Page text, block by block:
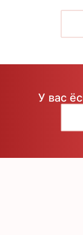
У вас